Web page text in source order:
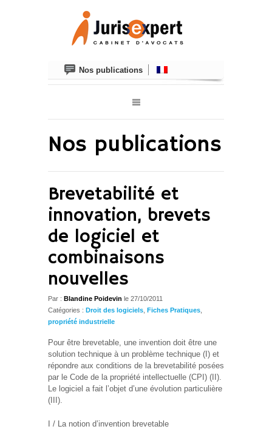
Nos publications
Nos publications
Brevetabilité et
innovation, brevets
de logiciel et
combinaisons
nouvelles
Par : Blandine Poidevin le 27/10/2011
Catégories : Droit des logiciels Fiches Pratiques
propriété industrielle
Pour être brevetable, une invention doit être une
solution technique à un problème technique (I) et
répondre aux conditions de la brevetabilité posées
par le Code de la propriété intellectuelle (CPI) (II).
Le logiciel a fait l’objet d’une évolution particulière
(III).
I / La notion d’invention brevetable